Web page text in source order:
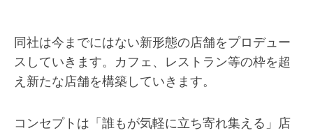
同社は今までにはない新形態の店舗をプロデュー
スしていきます。カフェ、レストラン等の枠を超
え新たな店舗を構築していきます。
コンセプトは「誰もが気軽に立ち寄れ集える」店